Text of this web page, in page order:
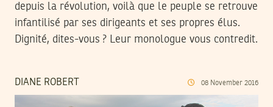
depuis la révolution, voilà que le peuple se retrouve
infantilisé par ses dirigeants et ses propres élus.
Dignité, dites-vous ? Leur monologue vous contredit.
DIANE ROBERT 08 November 2016